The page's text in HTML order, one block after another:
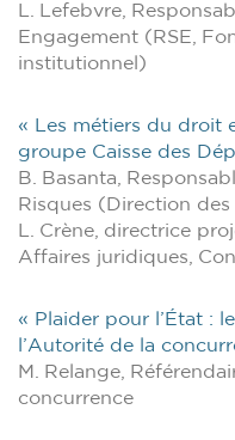
L. Lefebvre,
Engagement (RSE,
institutionnel)
« Les métiers du droit
groupe Caisse des
B. Basanta,
Risques (Direction
L. Crène, directrice
Affaires juridiques,
« Plaider pour l’État :
l’Autorité de la
M. Relange,
concurrence